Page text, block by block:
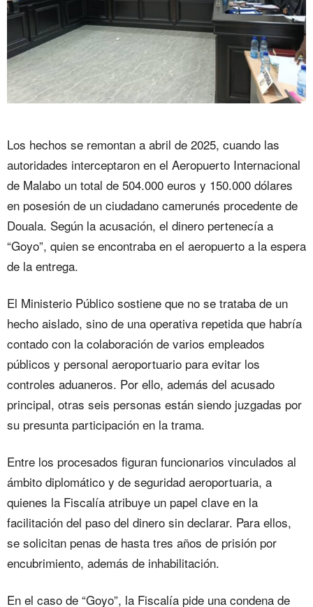
Los hechos se remontan a abril de 2025, cuando las
autoridades interceptaron en el Aeropuerto Internacional
de Malabo un total de 504.000 euros y 150.000 dólares
en posesión de un ciudadano camerunés procedente de
Douala. Según la acusación, el dinero pertenecía a
“Goyo”, quien se encontraba en el aeropuerto a la espera
de la entrega.
El Ministerio Público sostiene que no se trataba de un
hecho aislado, sino de una operativa repetida que habría
contado con la colaboración de varios empleados
públicos y personal aeroportuario para evitar los
controles aduaneros. Por ello, además del acusado
principal, otras seis personas están siendo juzgadas por
su presunta participación en la trama.
Entre los procesados figuran funcionarios vinculados al
ámbito diplomático y de seguridad aeroportuaria, a
quienes la Fiscalía atribuye un papel clave en la
facilitación del paso del dinero sin declarar. Para ellos,
se solicitan penas de hasta tres años de prisión por
encubrimiento, además de inhabilitación.
En el caso de “Goyo”, la Fiscalía pide una condena de